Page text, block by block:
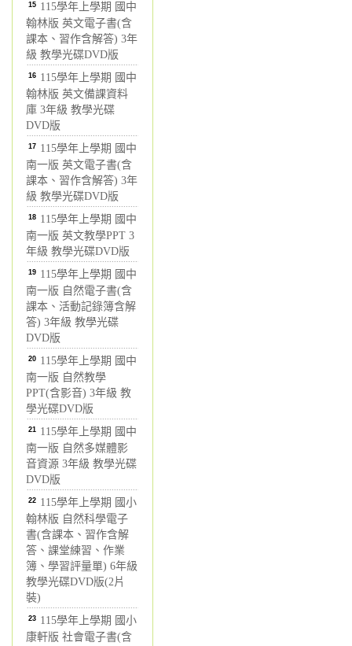
15 115學年上學期 國中
翰林版 英文電子書(含
課本、習作含解答) 3年
級 教學光碟DVD版
16 115學年上學期 國中
翰林版 英文備課資料
庫 3年級 教學光碟
DVD版
17 115學年上學期 國中
南一版 英文電子書(含
課本、習作含解答) 3年
級 教學光碟DVD版
18 115學年上學期 國中
南一版 英文教學PPT 3
年級 教學光碟DVD版
19 115學年上學期 國中
南一版 自然電子書(含
課本、活動記錄簿含解
答) 3年級 教學光碟
DVD版
20 115學年上學期 國中
南一版 自然教學
PPT(含影音) 3年級 教
學光碟DVD版
21 115學年上學期 國中
南一版 自然多媒體影
音資源 3年級 教學光碟
DVD版
22 115學年上學期 國小
翰林版 自然科學電子
書(含課本、習作含解
答、課堂練習、作業
簿、學習評量單) 6年級
教學光碟DVD版(2片
裝)
23 115學年上學期 國小
康軒版 社會電子書(含